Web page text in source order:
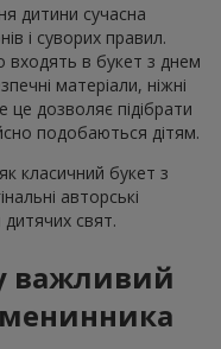
дитини сучасна
і суворих правил.
входять в букет з днем
матеріали, ніжні
дозволяє підібрати
подобаються дітям.
класичний букет з
авторські
дитячих свят.
важливий